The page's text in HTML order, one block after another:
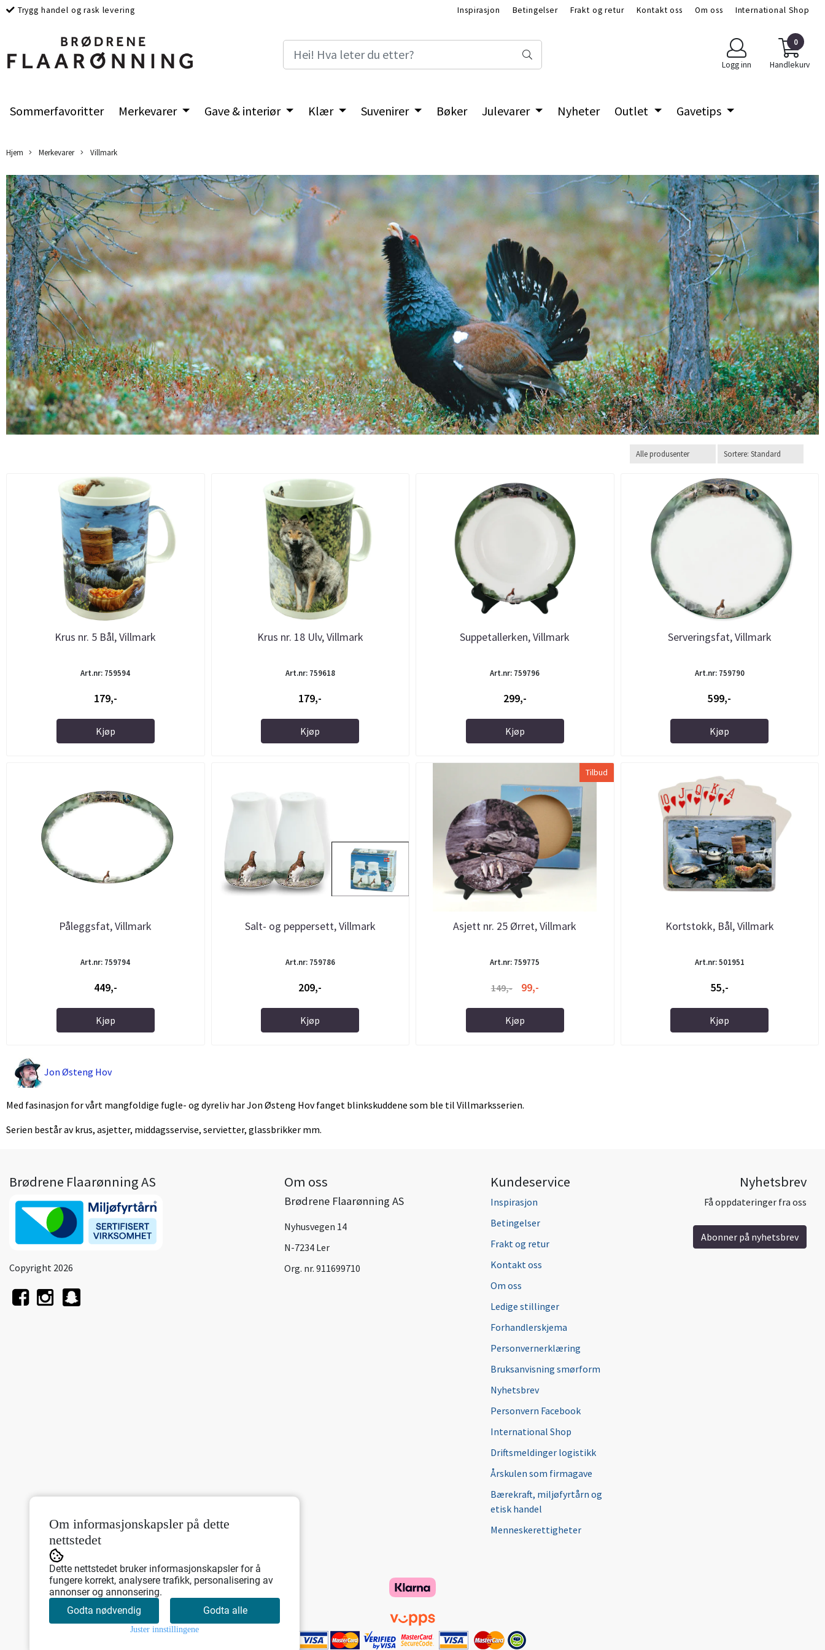
Trygg handel og rask levering Inspirasjon Betingelser Frakt og retur Kontakt oss Om oss International Shop
Logg inn
0
Handlekurv
Sommerfavoritter Merkevarer Gave & interiør Klær Suvenirer Bøker Julevarer Nyheter Outlet Gavetips
Hjem Merkevarer Villmark
Krus nr. 5 Bål, Villmark
Art.nr: 759594
179,-
Kjøp
Krus nr. 18 Ulv, Villmark
Art.nr: 759618
179,-
Kjøp
Suppetallerken, Villmark
Art.nr: 759796
299,-
Kjøp
Serveringsfat, Villmark
Art.nr: 759790
599,-
Kjøp
Påleggsfat, Villmark
Art.nr: 759794
449,-
Kjøp
Salt- og peppersett, Villmark
Art.nr: 759786
209,-
Kjøp
Tilbud
Asjett nr. 25 Ørret, Villmark
Art.nr: 759775
149,- 99,-
Kjøp
Kortstokk, Bål, Villmark
Art.nr: 501951
55,-
Kjøp
Jon Østeng Hov
Med fasinasjon for vårt mangfoldige fugle- og dyreliv har Jon Østeng Hov fanget blinkskuddene som ble til Villmarksserien.
Serien består av krus, asjetter, middagsservise, servietter, glassbrikker mm.
Brødrene Flaarønning AS
Copyright 2026
Om oss
Brødrene Flaarønning AS
Nyhusvegen 14
N-7234 Ler
Org. nr. 911699710
Kundeservice
Inspirasjon
Betingelser
Frakt og retur
Kontakt oss
Om oss
Ledige stillinger
Forhandlerskjema
Personvernerklæring
Bruksanvisning smørform
Nyhetsbrev
Personvern Facebook
International Shop
Driftsmeldinger logistikk
Årskulen som firmagave
Bærekraft, miljøfyrtårn og
etisk handel
Menneskerettigheter
Nyhetsbrev
Få oppdateringer fra oss
Abonner på nyhetsbrev
Om informasjonskapsler på dette
nettstedet
Dette nettstedet bruker informasjonskapsler for å
fungere korrekt, analysere trafikk, personalisering av
annonser og annonsering.
Godta nødvendig
Godta alle
Juster innstillingene